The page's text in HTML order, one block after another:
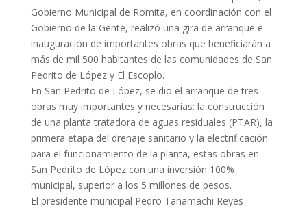
Gobierno Municipal de Romita, en coordinación con el
Gobierno de la Gente, realizó una gira de arranque e
inauguración de importantes obras que beneficiarán a
más de mil 500 habitantes de las comunidades de San
Pedrito de López y El Escoplo.
En San Pedrito de López, se dio el arranque de tres
obras muy importantes y necesarias: la construcción
de una planta tratadora de aguas residuales (PTAR), la
primera etapa del drenaje sanitario y la electrificación
para el funcionamiento de la planta, estas obras en
San Pedrito de López con una inversión 100%
municipal, superior a los 5 millones de pesos.
El presidente municipal Pedro Tanamachi Reyes